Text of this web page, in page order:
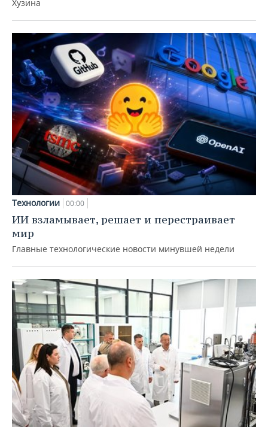
Хузина
Технологии 00:00
ИИ взламывает, решает и перестраивает
мир
Главные технологические новости минувшей недели